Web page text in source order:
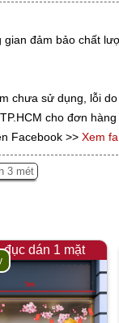
gian đảm bảo chất
chưa sử dụng, lỗi
cho đơn
Facebook >> Xem
3 mét
đục dán 1 mặt